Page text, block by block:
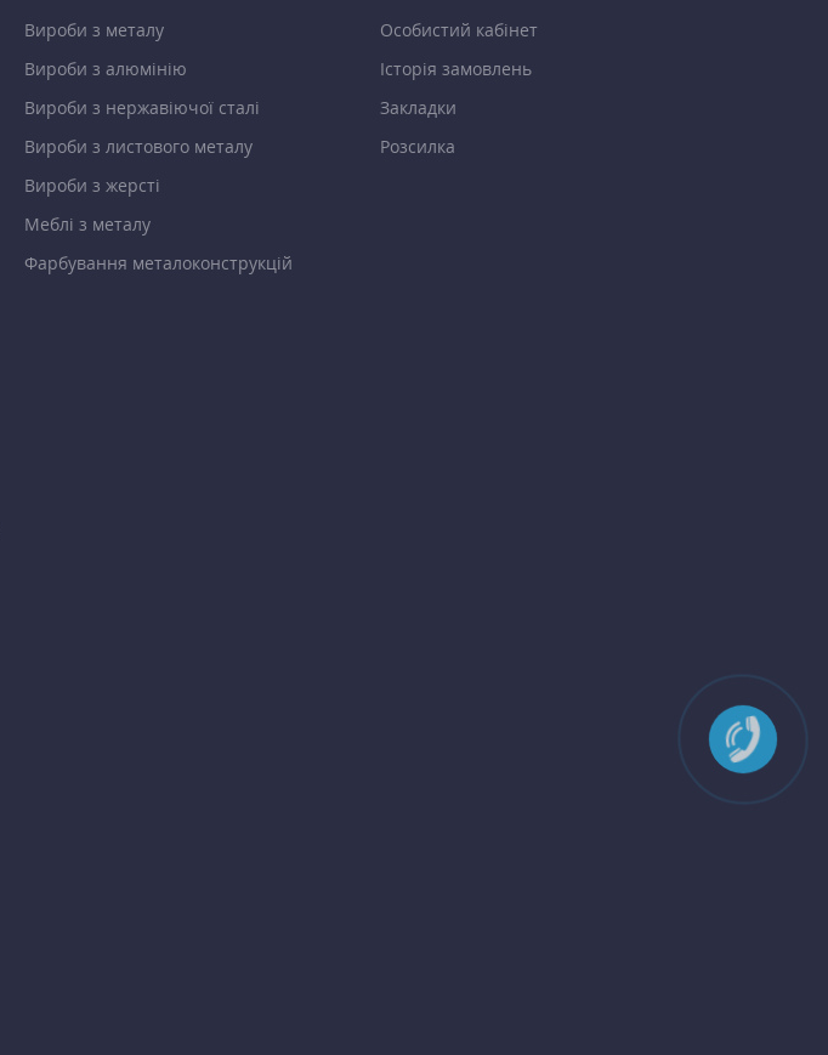
Вироби з металу
Вироби з алюмінію
Вироби з нержавіючої сталі
Вироби з листового металу
Вироби з жерсті
Меблі з металу
Фарбування металоконструкцій
Особистий кабінет
Історія замовлень
Закладки
Розсилка